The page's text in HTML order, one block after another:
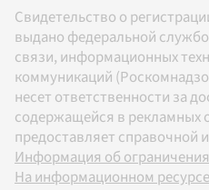
Свидетельство о
выдано федеральной
связи, информационных
коммуникаций
несет ответственности за
содержащейся в рекламных
предоставляет справочной
Информация об
На информационном